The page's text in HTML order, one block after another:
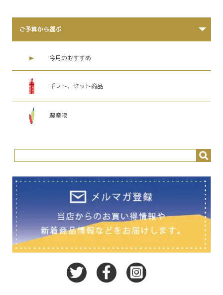
ご予算から選ぶ
今月のおすすめ
ギフト、セット商品
農産物